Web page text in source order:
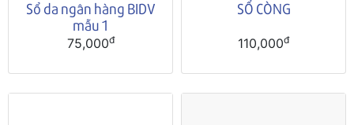
Sổ da ngân hàng BIDV
mẫu 1
75,000đ
SỔ CÒNG
110,000đ